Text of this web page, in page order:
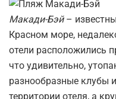
Макади-Бэй–
Красном море,
отели расположились
что удивительно,
разнообразные клубы
территории отеля, а